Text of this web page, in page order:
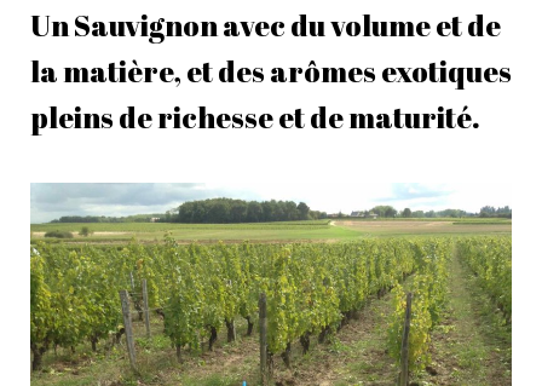
Un Sauvignon avec du volume et de
la matière, et des arômes exotiques
pleins de richesse et de maturité.